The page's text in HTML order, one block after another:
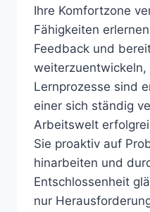
Ihre Komfortzone
Fähigkeiten
Feedback und
weiterzuentwickeln,
Lernprozesse sind
einer sich ständig
Arbeitswelt
Sie proaktiv auf
hinarbeiten und
Entschlossenheit
nur